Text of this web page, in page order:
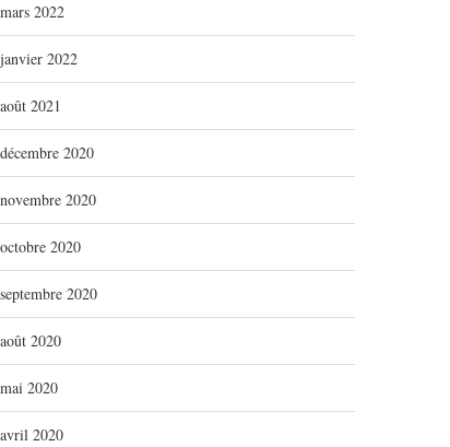
mars 2022
janvier 2022
août 2021
décembre 2020
novembre 2020
octobre 2020
septembre 2020
août 2020
mai 2020
avril 2020